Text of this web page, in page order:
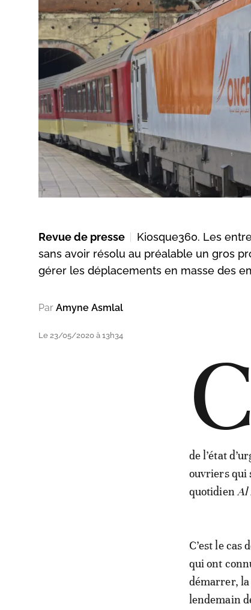
Revue de presse
Kiosque360. Les
sans avoir résolu au préalable un gros
gérer les déplacements en masse des
Par Amyne Asmlal
Le 23/05/2020 à 13h34 C
de l’état
ouvriers qui
quotidienAl
C’est le
qui ont
démarrer, la
lendemain